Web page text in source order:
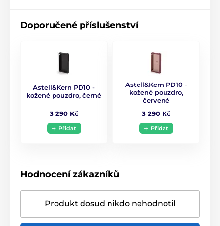
Doporučené příslušenství
Astell&Kern PD10 -
kožené pouzdro, černé
3 290 Kč
Přidat
Astell&Kern PD10 -
kožené pouzdro,
červené
3 290 Kč
Přidat
Hodnocení zákazníků
Produkt dosud nikdo nehodnotil